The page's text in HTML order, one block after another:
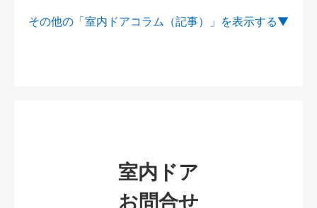
その他の「室内ドアコラム（記事）」を
室内ドア
お問合せ